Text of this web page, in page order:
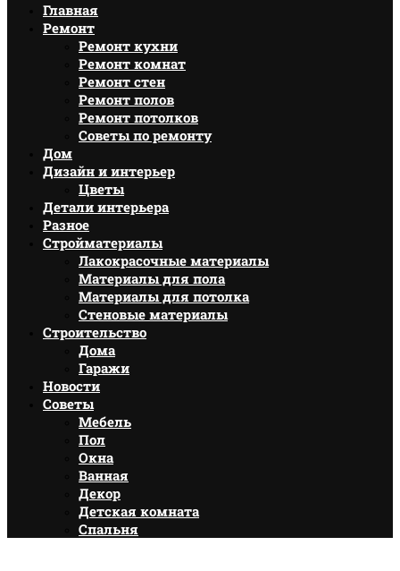
Главная
Ремонт
Ремонт кухни
Ремонт комнат
Ремонт стен
Ремонт полов
Ремонт потолков
Советы по ремонту
Дом
Дизайн и интерьер
Цветы
Детали интерьера
Разное
Стройматериалы
Лакокрасочные материалы
Материалы для пола
Материалы для потолка
Стеновые материалы
Строительство
Дома
Гаражи
Новости
Советы
Мебель
Пол
Окна
Ванная
Декор
Детская комната
Спальня